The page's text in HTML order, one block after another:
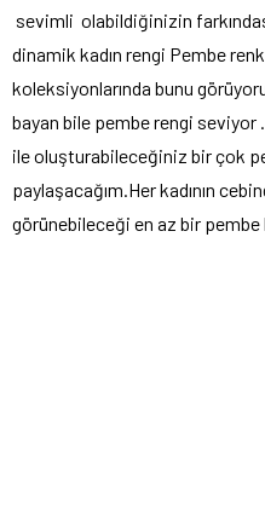
sevimli olabildiğinizin
dinamik kadın rengi Pembe
koleksiyonlarında bunu
bayan bile pembe rengi seviyor
ile oluşturabileceğiniz bir çok
paylaşacağım.Her kadının
görünebileceği en az bir pembe